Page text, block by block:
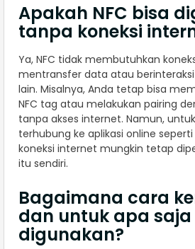
Apakah NFC bisa
tanpa koneksi
Ya, NFC tidak membutuhkan
mentransfer data atau
lain. Misalnya, Anda tetap bisa
NFC tag atau melakukan pairing
tanpa akses internet. Namun,
terhubung ke aplikasi online
koneksi internet mungkin tetap
itu sendiri.
Bagaimana cara
dan untuk apa
digunakan?